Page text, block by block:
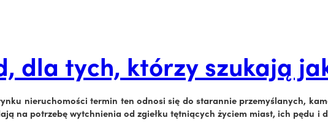
dla tych, którzy szukają
nieruchomości termin ten odnosi się do starannie przemyślanych,
na potrzebę wytchnienia od zgiełku tętniących życiem miast, ich pędu i